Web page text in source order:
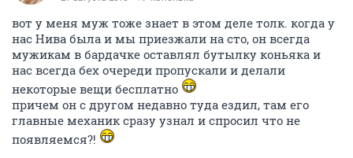
вот у меня муж тоже знает в этом деле толк. когда у
нас Нива была и мы приезжали на сто, он всегда
мужикам в бардачке оставлял бутылку коньяка и
нас всегда бех очереди пропускали и делали
некоторые вещи бесплатно
причем он с другом недавно туда ездил, там его
главные механик сразу узнал и спросил что не
появляемся?!